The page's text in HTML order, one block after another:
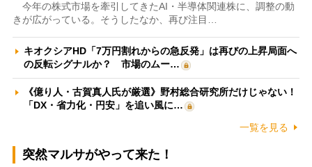
今年の株式市場を牽引してきたAI・半導体関連株に、調整の動
きが広がっている。そうしたなか、再び注目…
キオクシアHD「7万円割れからの急反発」は再びの上昇局面へ
の反転シグナルか？ 市場のムー…
《億り人・古賀真人氏が厳選》野村総合研究所だけじゃない！
「DX・省力化・円安」を追い風に…
一覧を見る
突然マルサがやって来た！